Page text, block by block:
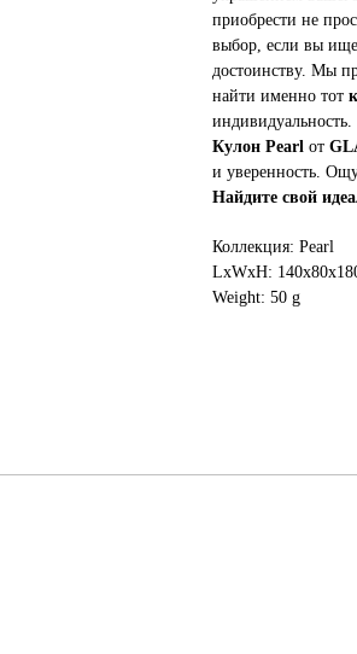
приобрести не
выбор, если вы
достоинству. Мы
найти именно тот
индивидуальность.
Кулон Pearl от
и уверенность.
Найдите свой
Коллекция: Pearl
LxWxH:
Weight: 50 g